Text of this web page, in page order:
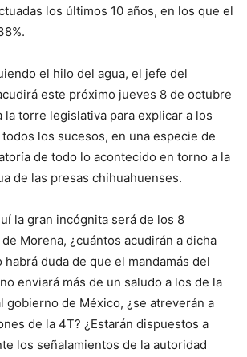
los últimos 10 años, en los que el
el hilo del agua, el jefe del
este próximo jueves 8 de octubre
la torre legislativa para explicar a los
los sucesos, en una especie de
de todo lo acontecido en torno a la
de las presas chihuahuenses.
la gran incógnita será de los 8
Morena, ¿cuántos acudirán a dicha
duda de que el mandamás del
enviará más de un saludo a los de la
gobierno de México, ¿se atreverán a
de la 4T? ¿Estarán dispuestos a
los señalamientos de la autoridad